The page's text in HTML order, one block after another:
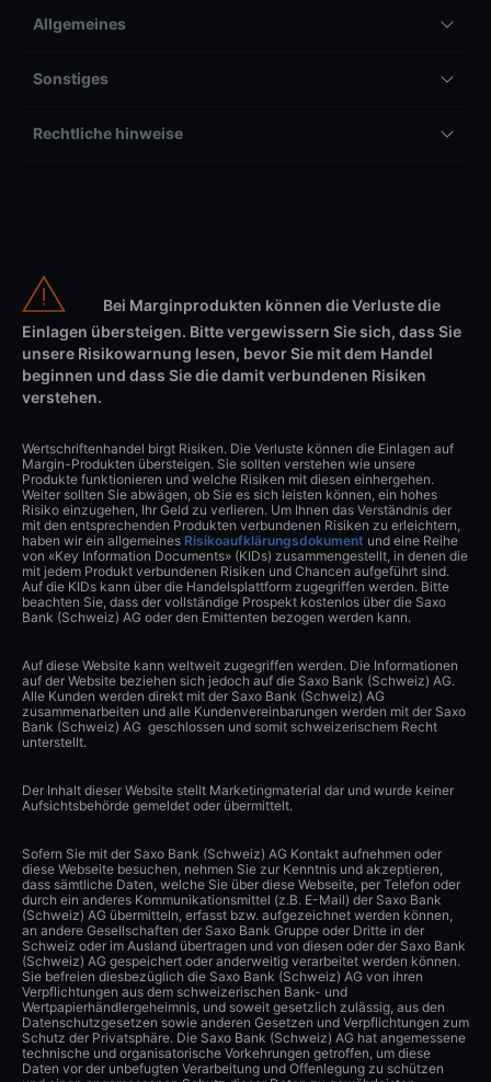
Allgemeines
Sonstiges
Rechtliche hinweise
Bei Marginprodukten können die Verluste die
Einlagen übersteigen. Bitte vergewissern Sie sich, dass Sie
unsere Risikowarnung lesen, bevor Sie mit dem Handel
beginnen und dass Sie die damit verbundenen Risiken
verstehen.
Wertschriftenhandel birgt Risiken. Die Verluste können die Einlagen auf
Margin-Produkten übersteigen. Sie sollten verstehen wie unsere
Produkte funktionieren und welche Risiken mit diesen einhergehen.
Weiter sollten Sie abwägen, ob Sie es sich leisten können, ein hohes
Risiko einzugehen, Ihr Geld zu verlieren. Um Ihnen das Verständnis der
mit den entsprechenden Produkten verbundenen Risiken zu erleichtern,
haben wir ein allgemeines Risikoaufklärungsdokument und eine Reihe
von «Key Information Documents» (KIDs) zusammengestellt, in denen die
mit jedem Produkt verbundenen Risiken und Chancen aufgeführt sind.
Auf die KIDs kann über die Handelsplattform zugegriffen werden. Bitte
beachten Sie, dass der vollständige Prospekt kostenlos über die Saxo
Bank (Schweiz) AG oder den Emittenten bezogen werden kann.
Auf diese Website kann weltweit zugegriffen werden. Die Informationen
auf der Website beziehen sich jedoch auf die Saxo Bank (Schweiz) AG.
Alle Kunden werden direkt mit der Saxo Bank (Schweiz) AG
zusammenarbeiten und alle Kundenvereinbarungen werden mit der Saxo
Bank (Schweiz) AG geschlossen und somit schweizerischem Recht
unterstellt.
Der Inhalt dieser Website stellt Marketingmaterial dar und wurde keiner
Aufsichtsbehörde gemeldet oder übermittelt.
Sofern Sie mit der Saxo Bank (Schweiz) AG Kontakt aufnehmen oder
diese Webseite besuchen, nehmen Sie zur Kenntnis und akzeptieren,
dass sämtliche Daten, welche Sie über diese Webseite, per Telefon oder
durch ein anderes Kommunikationsmittel (z.B. E-Mail) der Saxo Bank
(Schweiz) AG übermitteln, erfasst bzw. aufgezeichnet werden können,
an andere Gesellschaften der Saxo Bank Gruppe oder Dritte in der
Schweiz oder im Ausland übertragen und von diesen oder der Saxo Bank
(Schweiz) AG gespeichert oder anderweitig verarbeitet werden können.
Sie befreien diesbezüglich die Saxo Bank (Schweiz) AG von ihren
Verpflichtungen aus dem schweizerischen Bank- und
Wertpapierhändlergeheimnis, und soweit gesetzlich zulässig, aus den
Datenschutzgesetzen sowie anderen Gesetzen und Verpflichtungen zum
Schutz der Privatsphäre. Die Saxo Bank (Schweiz) AG hat angemessene
technische und organisatorische Vorkehrungen getroffen, um diese
Daten vor der unbefugten Verarbeitung und Offenlegung zu schützen